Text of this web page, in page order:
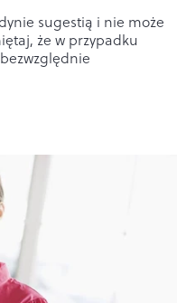
sugestią i nie może
że w przypadku